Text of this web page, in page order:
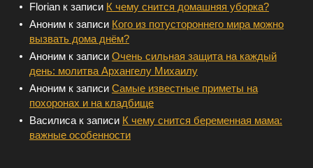
Florian к записи К чему снится домашняя уборка?
Аноним к записи Кого из потустороннего мира можно
вызвать дома днём?
Аноним к записи Очень сильная защита на каждый
день: молитва Архангелу Михаилу
Аноним к записи Самые известные приметы на
похоронах и на кладбище
Василиса к записи К чему снится беременная мама:
важные особенности